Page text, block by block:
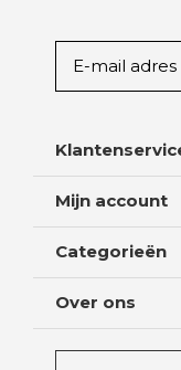
Mijn account
Categorieën
Over ons